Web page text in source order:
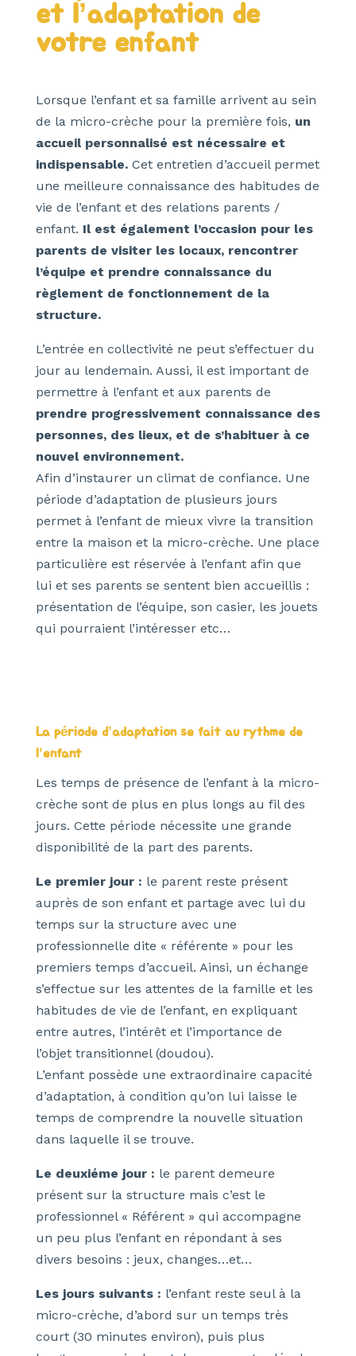
et l’adaptation de
votre enfant
Lorsque l’enfant et sa famille arrivent au sein
de la micro-crèche pour la première fois, un
accueil personnalisé est nécessaire et
indispensable.Cet entretien d’accueil permet
une meilleure connaissance des habitudes de
vie de l’enfant et des relations parents /
enfant. Il est également l’occasion pour les
parents de visiter les locaux, rencontrer
l’équipe et prendre connaissance du
règlement de fonctionnement de la
structure.
L’entrée en collectivité ne peut s’effectuer du
jour au lendemain. Aussi, il est important de
permettre à l’enfant et aux parents de
prendre progressivement connaissance des
personnes, des lieux, et de s’habituer à ce
nouvel environnement.
Afin d’instaurer un climat de confiance. Une
période d’adaptation de plusieurs jours
permet à l’enfant de mieux vivre la transition
entre la maison et la micro-crèche. Une place
particulière est réservée à l’enfant afin que
lui et ses parents se sentent bien accueillis :
présentation de l’équipe, son casier, les jouets
qui pourraient l’intéresser etc…
La période d’adaptation se fait au rythme de
l’enfant
Les temps de présence de l’enfant à la micro-
crèche sont de plus en plus longs au fil des
jours. Cette période nécessite une grande
disponibilité de la part des parents.
Le premier jour : le parent reste présent
auprès de son enfant et partage avec lui du
temps sur la structure avec une
professionnelle dite « référente » pour les
premiers temps d’accueil. Ainsi, un échange
s’effectue sur les attentes de la famille et les
habitudes de vie de l’enfant, en expliquant
entre autres, l’intérêt et l’importance de
l’objet transitionnel (doudou).
L’enfant possède une extraordinaire capacité
d’adaptation, à condition qu’on lui laisse le
temps de comprendre la nouvelle situation
dans laquelle il se trouve.
Le deuxiéme jour : le parent demeure
présent sur la structure mais c’est le
professionnel « Référent » qui accompagne
un peu plus l’enfant en répondant à ses
divers besoins : jeux, changes…et…
Les jours suivants : l’enfant reste seul à la
micro-crèche, d’abord sur un temps très
court (30 minutes environ), puis plus